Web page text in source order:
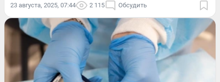
23 августа, 2025, 07:44 2 115 Обсудить